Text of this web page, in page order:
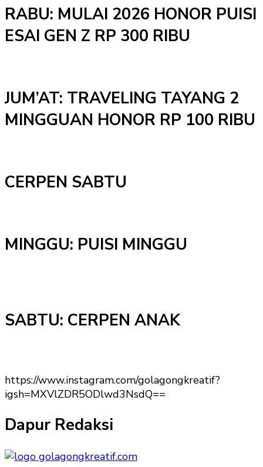
RABU: MULAI 2026 HONOR PUISI
ESAI GEN Z RP 300 RIBU
JUM’AT: TRAVELING TAYANG 2
MINGGUAN HONOR RP 100 RIBU
CERPEN SABTU
MINGGU: PUISI MINGGU
SABTU: CERPEN ANAK
https://www.instagram.com/golagongkreatif?
igsh=MXVlZDR5ODlwd3NsdQ==
Dapur Redaksi